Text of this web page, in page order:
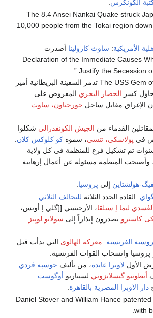
الكونگرس.
- The 8.4 Ansei Nankai Quake struck
10,000 people from the Tokai region
الأمريكية: ساوث كارولينا أصدرت
“Declaration of the Immediate Causes
Justify the Secession
- The USS Gem of the Sea تدمر السفينة البريطانية أمير
كسر الحصار البحري المفروض على
الإغراق مقابل ساحل جورجتاون، ساوث
القدماء من الجيش الكونفدرالي شكلوا
في پولاسكي، تنسي، سموهكو كلوكس كلان
تم تشكيل فرع للمنظمة في كل ولاية
وأصبحت المنظمة مسئولة عن أعمال إرهابية
هولشتاين إلى پروسيا
: القادة الجدد الثلاثة للتحالف الثلاثي
ليما إ سيلڤا، الأرجنتيني [[گلي إ أوبس،
كاسترو يصدرون إنذاراً إلى سولانو لوپيز
الفرنسية: معركة الهالوى التي بدأت قبل
پروسيا وانسحاب القوات الفرنسية.
الأول لاوبرا عايدة، من تأليف جوسپه ڤردي
أنطونيو گيسلانزوني لسيناريو أوگوست
دار الاوبرا المصرية بالقاهرة.
- Daniel Stover and William Hance
with